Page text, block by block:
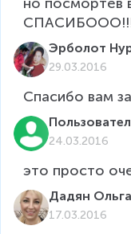
Эрболот
29.03.2016
Спасибо вам
24.03.2016
Дадян Ольга
17.03.2016